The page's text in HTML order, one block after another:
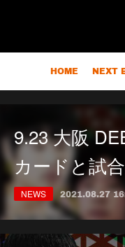
HOME NEXT
9.23 大阪
カードと試
NEWS 2021.08.27